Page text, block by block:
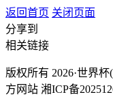
返回首页 关闭页面
分享到
相关链接
版权所有 2026·世界
方网站 湘ICP备